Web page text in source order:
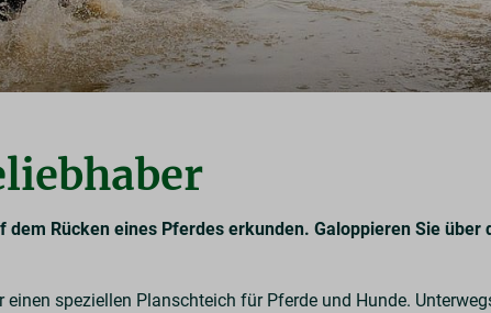
Rücken eines Pferdes erkunden. Galoppieren Sie
speziellen Planschteich für Pferde und Hunde.